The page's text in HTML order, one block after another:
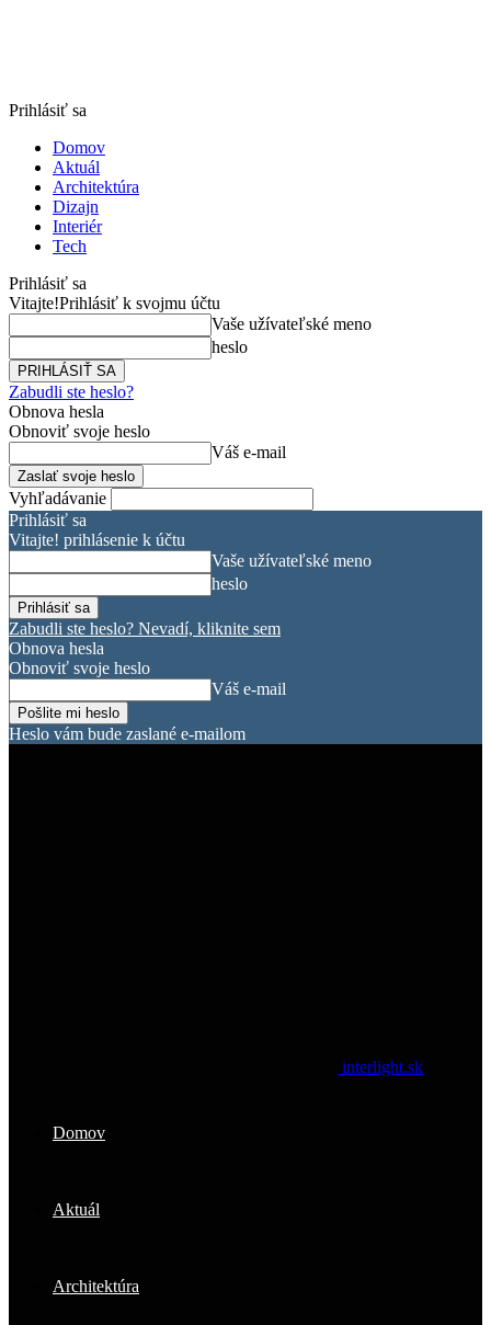
Prihlásiť sa
Domov
Aktuál
Architektúra
Dizajn
Interiér
Tech
Prihlásiť sa
Vitajte!Prihlásiť k svojmu účtu
Vaše užívateľské meno
heslo
Zabudli ste heslo?
Obnova hesla
Obnoviť svoje heslo
Váš e-mail
Vyhľadávanie
Prihlásiť sa
Vitajte! prihlásenie k účtu
Vaše užívateľské meno
heslo
Zabudli ste heslo? Nevadí, kliknite sem
Obnova hesla
Obnoviť svoje heslo
Váš e-mail
Heslo vám bude zaslané e-mailom
interlight.sk
Domov
Aktuál
Architektúra